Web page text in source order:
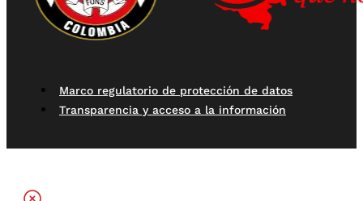
Marco regulatorio de protección de datos
Transparencia y acceso a la información